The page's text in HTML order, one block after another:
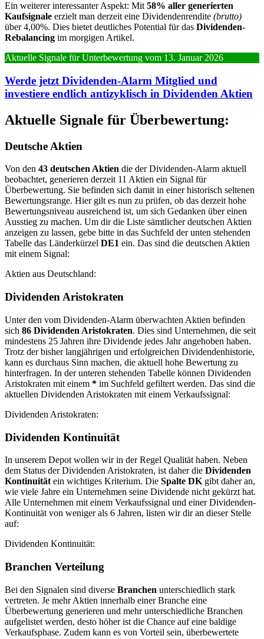
Ein weiterer interessanter Aspekt: Mit 58% aller generierten
Kaufsignale erzielt man derzeit eine Dividendenrendite (brutto)
über 4,00%. Dies bietet deutliches Potential für das Dividenden-
Rebalancing im morgigen Artikel.
Aktuelle Signale für Unterbewertung vom 13. Januar 2026
Werde jetzt Dividenden-Alarm Mitglied und
investiere endlich antizyklisch in Dividenden Aktien
Aktuelle Signale für Überbewertung:
Deutsche Aktien
Von den 43 deutschen Aktien die der Dividenden-Alarm aktuell
beobachtet, generieren derzeit 11 Aktien ein Signal für
Überbewertung. Sie befinden sich damit in einer historisch seltenen
Bewertungsrange. Hier gilt es nun zu prüfen, ob das derzeit hohe
Bewertungsniveau ausreichend ist, um sich Gedanken über einen
Ausstieg zu machen. Um dir die Liste sämtlicher deutschen Aktien
anzeigen zu lassen, gebe bitte in das Suchfeld der unten stehenden
Tabelle das Länderkürzel DE1 ein. Das sind die deutschen Aktien
mit einem Signal:
Aktien aus Deutschland:
Dividenden Aristokraten
Unter den vom Dividenden-Alarm überwachten Aktien befinden
sich 86 Dividenden Aristokraten. Dies sind Unternehmen, die seit
mindestens 25 Jahren ihre Dividende jedes Jahr angehoben haben.
Trotz der bisher langjährigen und erfolgreichen Dividendenhistorie,
kann es durchaus Sinn machen, die aktuell hohe Bewertung zu
hinterfragen. In der unteren stehenden Tabelle können Dividenden
Aristokraten mit einem * im Suchfeld gefiltert werden. Das sind die
aktuellen Dividenden Aristokraten mit einem Verkaufssignal:
Dividenden Aristokraten:
Dividenden Kontinuität
In unserem Depot wollen wir in der Regel Qualität haben. Neben
dem Status der Dividenden Aristokraten, ist daher die Dividenden
Kontinuität ein wichtiges Kriterium. Die Spalte DK gibt daher an,
wie viele Jahre ein Unternehmen seine Dividende nicht gekürzt hat.
Alle Unternehmen mit einem Verkaufssignal und einer Dividenden-
Kontinuität von weniger als 6 Jahren, listen wir dir an dieser Stelle
auf:
Dividenden Kontinuität:
Branchen Verteilung
Bei den Signalen sind diverse Branchen unterschiedlich stark
vertreten. Je mehr Aktien innerhalb einer Branche eine
Überbewertung generieren und mehr unterschiedliche Branchen
aufgelistet werden, desto höher ist die Chance auf eine baldige
Verkaufsphase. Zudem kann es von Vorteil sein, überbewertete